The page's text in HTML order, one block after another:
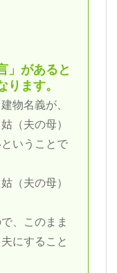
」があると
ます。
物名義が、
（夫の母）
いうことで
（夫の母）
、このまま
にすること